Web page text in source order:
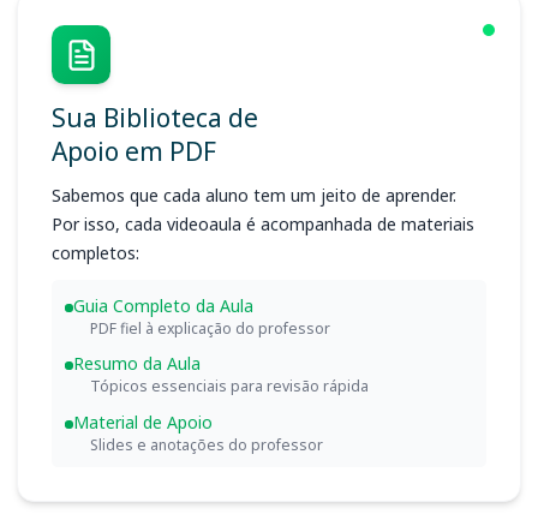
Sua Biblioteca de
Apoio em PDF
Sabemos que cada aluno tem um jeito de aprender.
Por isso, cada videoaula é acompanhada de materiais
completos:
Guia Completo da Aula
PDF fiel à explicação do professor
Resumo da Aula
Tópicos essenciais para revisão rápida
Material de Apoio
Slides e anotações do professor